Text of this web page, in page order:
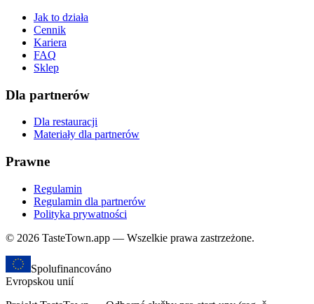
Jak to działa
Cennik
Kariera
FAQ
Sklep
Dla partnerów
Dla restauracji
Materiały dla partnerów
Prawne
Regulamin
Regulamin dla partnerów
Polityka prywatności
© 2026 TasteTown.app — Wszelkie prawa zastrzeżone.
Spolufinancováno
Evropskou unií